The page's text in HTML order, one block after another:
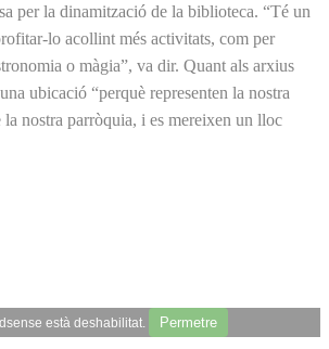
per la dinamització de la biblioteca. “Té un
lo acollint més activitats, com per
o màgia”, va dir. Quant als arxius
ubicació “perquè representen la nostra
nostra parròquia, i es mereixen un lloc
està deshabilitat. Permetre